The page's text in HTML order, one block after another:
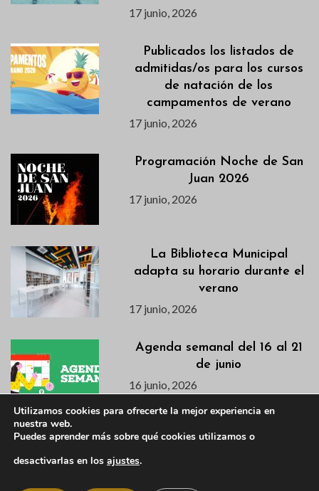
17 junio, 2026
Publicados los listados de
admitidas/os para los cursos
de natación de los
campamentos de verano
17 junio, 2026
Programación Noche de San
Juan 2026
17 junio, 2026
La Biblioteca Municipal
adapta su horario durante el
verano
17 junio, 2026
Agenda semanal del 16 al 21
de junio
16 junio, 2026
Descubre en este vídeo el
avance de la primera semana
Utilizamos cookies para ofrecerte la mejor experiencia en
nuestra web.
Puedes aprender más sobre qué cookies utilizamos o
desactivarlas en los ajustes.